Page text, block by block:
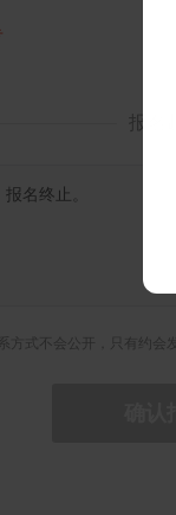
报名
方式不会公开，只有约会